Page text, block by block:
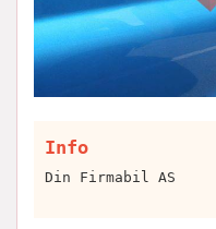
Info
Din Firmabil AS